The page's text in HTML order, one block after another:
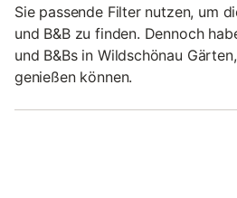
Sie passende Filter nutzen, um
und B&B zu finden. Dennoch
und B&Bs in Wildschönau
genießen können.